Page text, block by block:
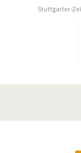
Stuttgarter-